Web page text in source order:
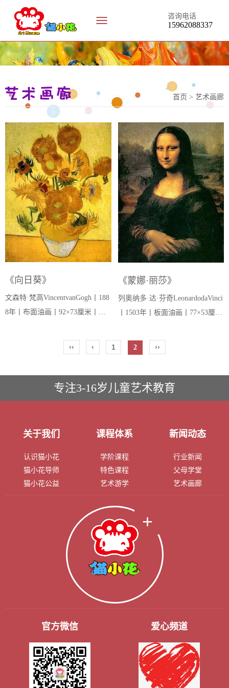
咨询电话
15962088337
首页 > 艺术画廊
《向日葵》
文森特·梵高VincentvanGogh丨188
8年丨布面油画丨92×73厘米丨英
高（1853-1890）绘制了一系列向
日葵的画来装饰法国阿尔的“黄色
《蒙娜·丽莎》
列奥纳多·达·芬奇LeonardodaVinci
丨1503年丨板面油画丨77×53厘米
达·芬奇(1452-1519)是一个托斯卡
纳公证人的私生子，也是世界上
‹‹ ‹ 1 2 ››
专注3-16岁儿童艺术教育
关于我们
认识猫小花
猫小花导师
猫小花公益
课程体系
学阶课程
特色课程
艺术游学
新闻动态
行业新闻
父母学堂
艺术画廊
官方微信 爱心频道